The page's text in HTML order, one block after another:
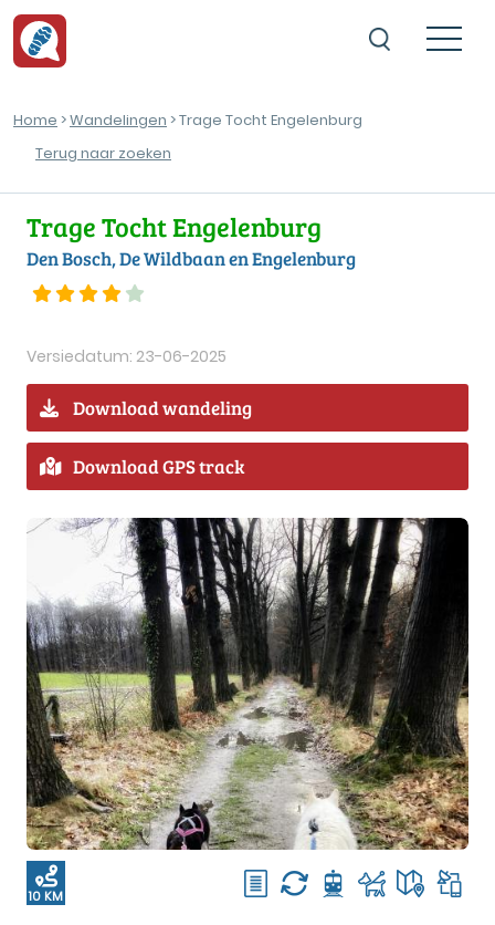
Home >Wandelingen > Trage Tocht Engelenburg
Terug naar zoeken
Trage Tocht Engelenburg
Den Bosch, De Wildbaan en Engelenburg
Versiedatum: 23-06-2025
Download wandeling
Download GPS track
10 KM